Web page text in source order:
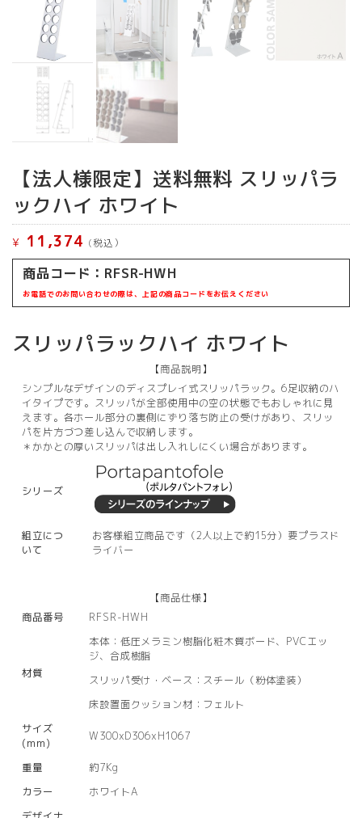
【法人様限定】送料無料 スリッパラ
ックハイ ホワイト
¥ 11,374 (税込）
商品コード： RFSR-HWH
お電話でのお問い合わせの際は、上記の商品コードをお伝えください
スリッパラックハイ ホワイト
【商品説明】
シンプルなデザインのディスプレイ式スリッパラック。6足収納のハ
イタイプです。スリッパが全部使用中の空の状態でもおしゃれに見
えます。各ホール部分の裏側にずり落ち防止の受けがあり、スリッ
パを片方づつ差し込んで収納します。
＊かかとの厚いスリッパは出し入れしにくい場合があります。
シリーズ
組立につ
いて
お客様組立商品です（2人以上で約15分）要プラスド
ライバー
【商品仕様】
商品番号
RFSR-HWH
材質
本体：低圧メラミン樹脂化粧木質ボード、PVCエッ
ジ、合成樹脂
スリッパ受け・ベース：スチール（粉体塗装）
床設置面クッション材：フェルト
サイズ
(mm)
W300xD306xH1067
重量
約7Kg
カラー
ホワイトA